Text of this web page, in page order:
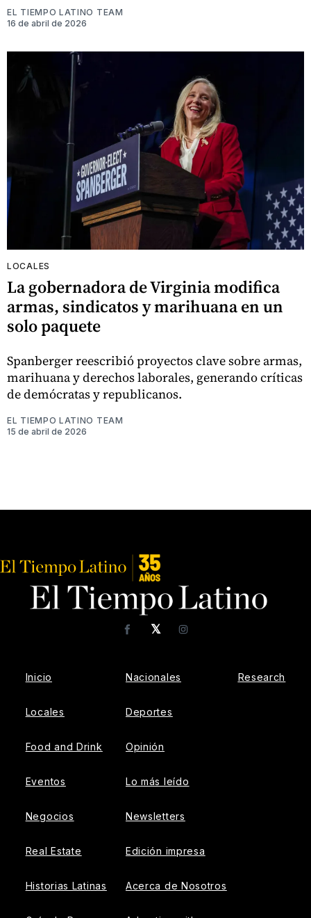
EL TIEMPO LATINO TEAM
16 de abril de 2026
LOCALES
La gobernadora de Virginia modifica
armas, sindicatos y marihuana en un
solo paquete
Spanberger reescribió proyectos clave sobre armas,
marihuana y derechos laborales, generando críticas
de demócratas y republicanos.
EL TIEMPO LATINO TEAM
15 de abril de 2026
𝕏
FacebookInstagram
Inicio
Locales
Food and Drink
Eventos
Negocios
Real Estate
Historias Latinas
Nacionales
Deportes
Opinión
Lo más leído
Newsletters
Edición impresa
Acerca de Nosotros
Research